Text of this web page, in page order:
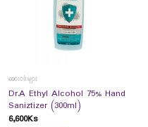
ဆေးဝါးများ
Dr.A Ethyl Alcohol 75% Hand
Saniztizer (300ml)
6,600Ks